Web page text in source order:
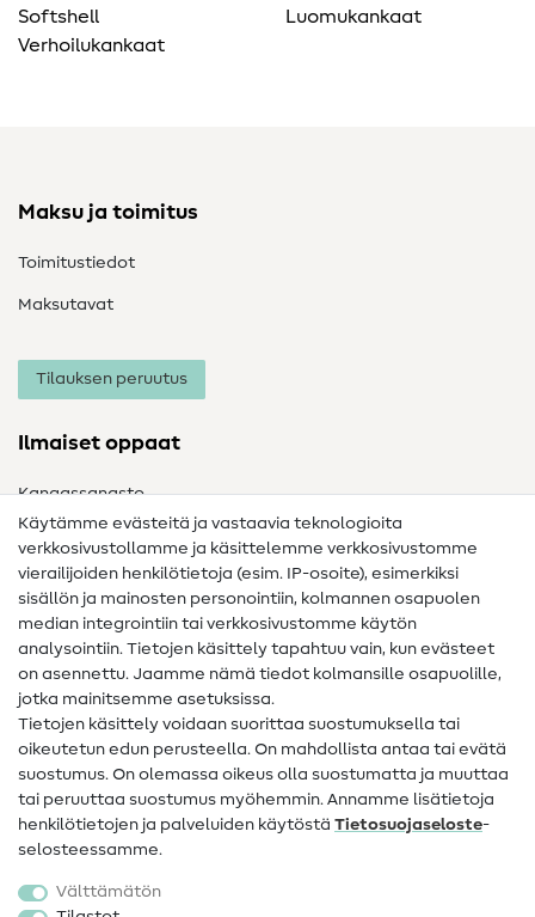
Softshell
Verhoilukankaat
Luomukankaat
Maksu ja toimitus
Toimitustiedot
Maksutavat
Tilauksen peruutus
Ilmaiset oppaat
Kangassanasto
Ompelusanasto
Ompeluohjeet
Apua ja yhteystiedot
Yhteystiedot
Tietoa omistajanvaihdoksesta
Peruutusoikeus
Suosittu
Kankaat
Käytämme evästeitä ja vastaavia teknologioita
verkkosivustollamme ja käsittelemme verkkosivustomme
vierailijoiden henkilötietoja (esim. IP-osoite), esimerkiksi
sisällön ja mainosten personointiin, kolmannen osapuolen
median integrointiin tai verkkosivustomme käytön
analysointiin. Tietojen käsittely tapahtuu vain, kun evästeet
on asennettu. Jaamme nämä tiedot kolmansille osapuolille,
jotka mainitsemme asetuksissa.
Tietojen käsittely voidaan suorittaa suostumuksella tai
oikeutetun edun perusteella. On mahdollista antaa tai evätä
suostumus. On olemassa oikeus olla suostumatta ja muuttaa
tai peruuttaa suostumus myöhemmin. Annamme lisätietoja
henkilötietojen ja palveluiden käytöstä Tietosuojaseloste-
selosteessamme.
Välttämätön